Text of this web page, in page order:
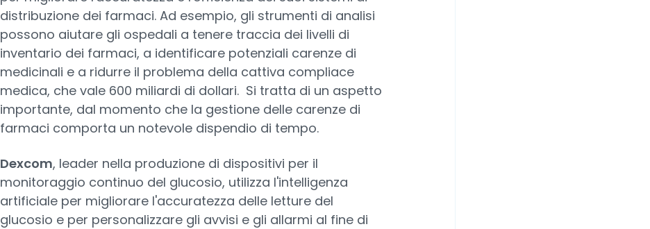
distribuzione dei farmaci. Ad esempio, gli strumenti di analisi
possono aiutare gli ospedali a tenere traccia dei livelli di
inventario dei farmaci, a identificare potenziali carenze di
medicinali e a ridurre il problema della cattiva compliace
medica, che vale 600 miliardi di dollari. Si tratta di un aspetto
importante, dal momento che la gestione delle carenze di
farmaci comporta un notevole dispendio di tempo.
Dexcom, leader nella produzione di dispositivi per il
monitoraggio continuo del glucosio, utilizza l'intelligenza
artificiale per migliorare l'accuratezza delle letture del
glucosio e per personalizzare gli avvisi e gli allarmi al fine di